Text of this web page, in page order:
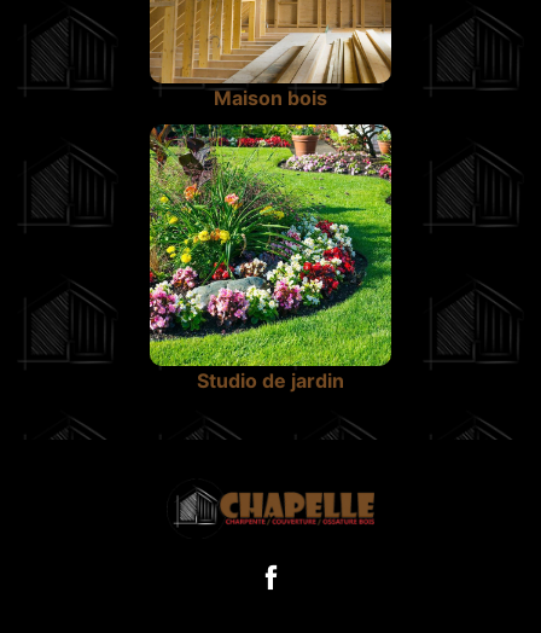
Maison bois
Studio de jardin